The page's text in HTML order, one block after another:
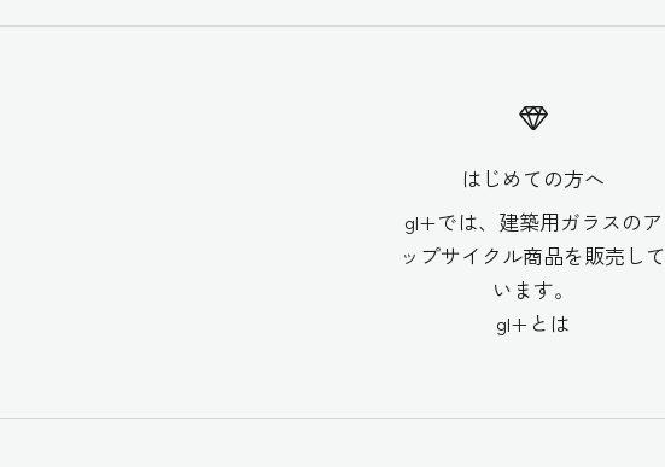
はじめての方へ
gl+では、建築用ガラスのア
ップサイクル商品を販売して
います。
gl+とは